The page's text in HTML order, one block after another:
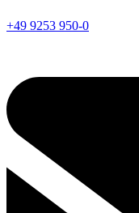
+49 9253 950-0